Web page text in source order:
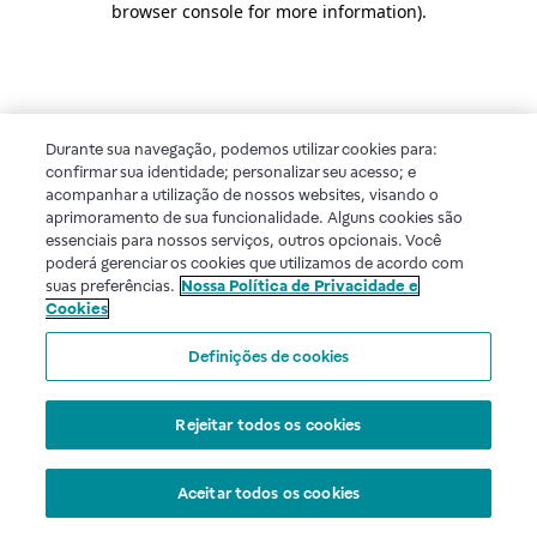
browser console for more information).
Durante sua navegação, podemos utilizar cookies para:
confirmar sua identidade; personalizar seu acesso; e
acompanhar a utilização de nossos websites, visando o
aprimoramento de sua funcionalidade. Alguns cookies são
essenciais para nossos serviços, outros opcionais. Você
poderá gerenciar os cookies que utilizamos de acordo com
suas preferências. Nossa Política de Privacidade e
Cookies
Definições de cookies
Rejeitar todos os cookies
Aceitar todos os cookies